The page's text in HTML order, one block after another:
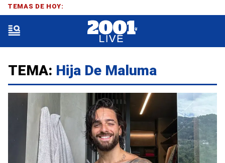
TEMA: Hija De Maluma
TEMAS DE HOY: